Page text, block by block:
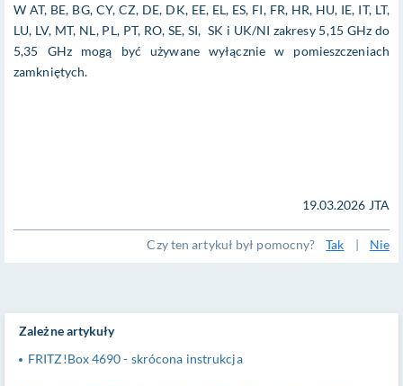
W AT, BE, BG, CY, CZ, DE, DK, EE, EL, ES, FI, FR, HR, HU, IE, IT, LT,
LU, LV, MT, NL, PL, PT, RO, SE, SI, SK i UK/NI zakresy 5,15 GHz do
5,35 GHz mogą być używane wyłącznie w pomieszczeniach
zamkniętych.
19.03.2026 JTA
Czy ten artykuł był pomocny? Tak | Nie
Zależne artykuły
FRITZ!Box 4690 - skrócona instrukcja